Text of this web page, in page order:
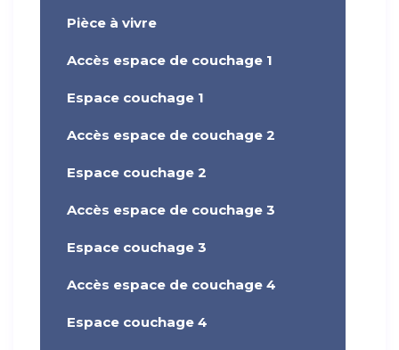
Pièce à vivre
Accès espace de couchage 1
Espace couchage 1
Accès espace de couchage 2
Espace couchage 2
Accès espace de couchage 3
Espace couchage 3
Accès espace de couchage 4
Espace couchage 4